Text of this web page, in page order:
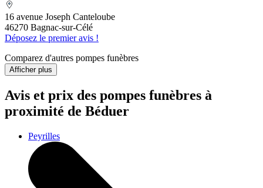
16 avenue Joseph Canteloube
46270 Bagnac-sur-Célé
Déposez le premier avis !
Comparez d'autres pompes funèbres
Afficher plus
Avis et prix des pompes funèbres à
proximité de Béduer
Peyrilles